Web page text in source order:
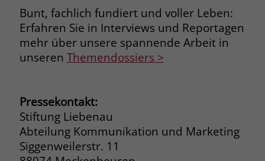
Bunt, fachlich fundiert und voller Leben:
Erfahren Sie in Interviews und Reportagen
mehr über unsere spannende Arbeit in
unseren Themendossiers >
Pressekontakt:
Stiftung Liebenau
Abteilung Kommunikation und Marketing
Siggenweilerstr. 11
Anzeige zugewiesen werden können.
Laufzeit 90 Tage
Dieses Cookie wird gesetzt, wenn ein
User über einen Klick auf eine Google
Werbeanzeige auf die Website gelangt.